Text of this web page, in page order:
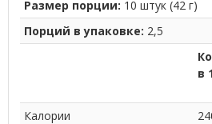
Размер порции: 10 штук (42 г)
Порций в упаковке: 2,5
в
Калории